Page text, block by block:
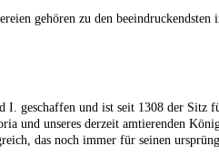
gehören zu den
geschaffen und ist seit 1308 der Sitz
und unseres derzeit amtierenden
das noch immer für seinen